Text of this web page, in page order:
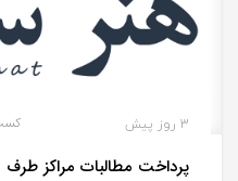
3 روز پیش
پرداخت مطالبات مراکز طرف